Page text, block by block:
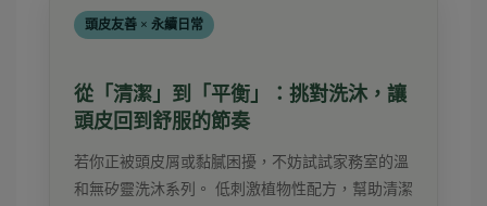
頭皮友善 × 永續日常
從「清潔」到「平衡」：挑對洗沐，讓
頭皮回到舒服的節奏
若你正被頭皮屑或黏膩困擾，不妨試試家務室的溫
和無矽靈洗沐系列。 低刺激植物性配方，幫助清潔